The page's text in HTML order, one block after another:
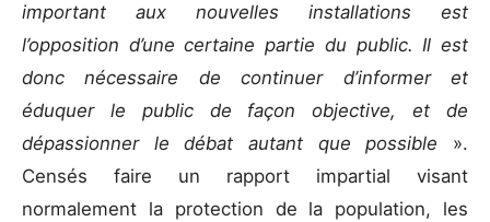
important aux nouvelles installations est
l’opposition d’une certaine partie du public. Il est
donc nécessaire de continuer d’informer et
éduquer le public de façon objective, et de
dépassionner le débat autant que possible ».
Censés faire un rapport impartial visant
normalement la protection de la population, les